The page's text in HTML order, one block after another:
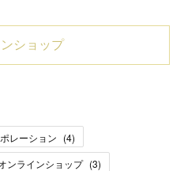
ショップ
ポレーション (4)
ンラインショップ (3)